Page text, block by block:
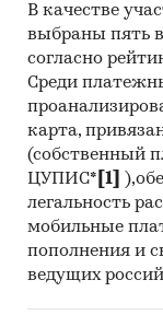
В качестве
выбраны пять
согласно
Среди
карта,
(собственный
ЦУПИС* [1]
легальность
мобильные
пополнения и
ведущих